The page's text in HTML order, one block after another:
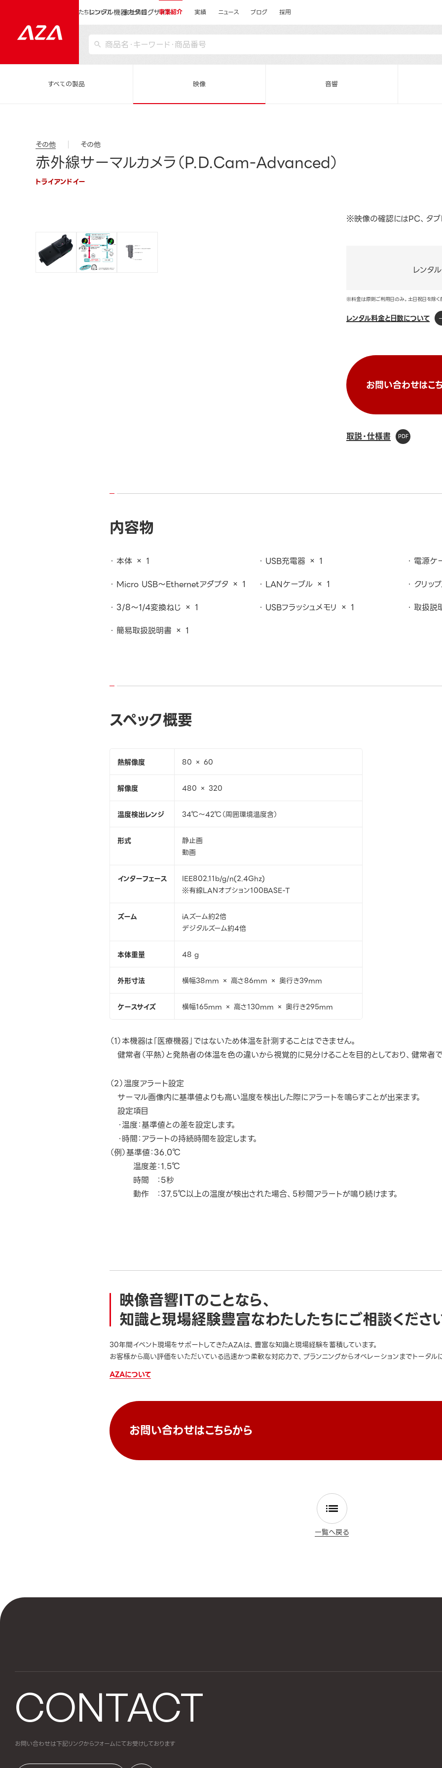
レンタル機器カタログサイト
私たちについて 会社情報 事業紹介 実績 ニュース ブログ 採用
すべての製品 映像 音響
その他 その他
赤外線サーマルカメラ（P.D.Cam-Advanced）
トライアンドイー
※映像の確認にはPC、タブ
レンタ
※料金は原則ご利用日のみ。土日祝日を除
レンタル料金と日数について
お問い合わせはこ
取説・仕様書
内容物
本体 × 1 USB充電器 × 1
電源ケ
Micro USB～Ethernetアダプタ × 1
LANケーブル × 1
クリッ
3/8～1/4変換ねじ × 1
USBフラッシュメモリ × 1
取扱
簡易取扱説明書 × 1
スペック概要
熱解像度 80 × 60
解像度 480 × 320
温度検出レンジ 34℃～42℃（周囲環境温度含）
形式
静止画
動画
インターフェース
IEE802.11b/g/n(2.4Ghz)
※有線LANオプション100BASE-T
ズーム
iAズーム約2倍
デジタルズーム約4倍
本体重量 48 g
外形寸法 横幅38mm × 高さ86mm × 奥行き39mm
ケースサイズ 横幅165mm × 高さ130mm × 奥行き295mm
（1）本機器は「医療機器」ではないため体温を計測することはできません。
健常者（平熱）と発熱者の体温を色の違いから視覚的に見分けることを目的としており、健常者
（2）温度アラート設定
サーマル画像内に基準値よりも高い温度を検出した際にアラートを鳴らすことが出来ます。
設定項目
・温度：基準値との差を設定します。
・時間：アラートの持続時間を設定します。
（例）基準値：36.0℃
温度差：1.5℃
時間 ：5秒
動作 ：37.5℃以上の温度が検出された場合、5秒間アラートが鳴り続けます。
映像音響ITのことなら、
知識と現場経験豊富なわたしたちにご相談くださ
30年間イベント現場をサポートしてきたAZAは、豊富な知識と現場経験を蓄積しています。
お客様から高い評価をいただいている迅速かつ柔軟な対応力で、プランニングからオペレーションまでトータル
AZAについて
お問い合わせはこちらから
一覧へ戻る
CONTACT
お問い合わせは下記リンクからフォームにてお受けしております